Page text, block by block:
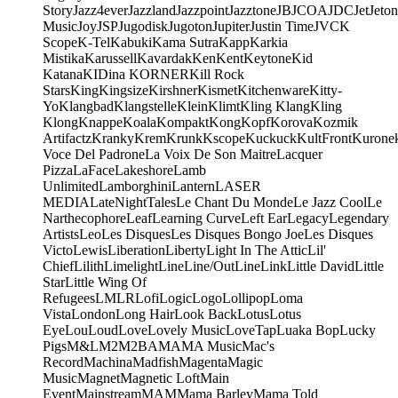
StoryJazz4everJazzlandJazzpointJazztoneJBJCOAJDCJetJeton
MusicJoyJSPJugodiskJugotonJupiterJustin TimeJVCK
ScopeK-TelKabukiKama SutraKappKarkia
MistikaKarussellKavardakKenKentKeytoneKid
KatanaKIDina KORNERKill Rock
StarsKingKingsizeKirshnerKismetKitchenwareKitty-
YoKlangbadKlangstelleKleinKlimtKling KlangKling
KlongKnappeKoalaKompaktKongKopfKorovaKozmik
ArtifactzKrankyKremKrunkKscopeKuckuckKultFront
Voce Del PadroneLa Voix De Son MaitreLacquer
PizzaLaFaceLakeshoreLamb
UnlimitedLamborghiniLanternLASER
MEDIALateNightTalesLe Chant Du MondeLe Jazz CoolLe
NarthecophoreLeafLearning CurveLeft EarLegacyLegendary
ArtistsLeoLes DisquesLes Disques Bongo JoeLes Disques
VictoLewisLiberationLibertyLight In The AtticLil'
ChiefLilithLimelightLineLine/OutLineLinkLittle DavidLittle
StarLittle Wing Of
RefugeesLMLRLofiLogicLogoLollipopLoma
VistaLondonLong HairLook BackLotusLotus
EyeLouLoudLoveLovely MusicLoveTapLuaka BopLucky
PigsM&LM2M2BAMAMA MusicMac's
RecordMachinaMadfishMagentaMagic
MusicMagnetMagnetic LoftMain
EventMainstreamMAMMama BarleyMama Told